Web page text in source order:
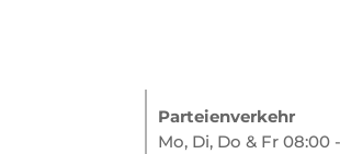
Parteienverkehr
Mo, Di, Do & Fr 08:00